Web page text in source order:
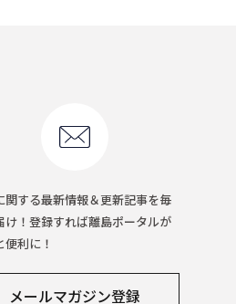
関する最新情報＆更新記事を毎
け！登録すれば離島ポータルが
便利に！
メールマガジン登録